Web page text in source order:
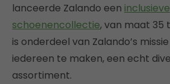
lanceerde Zalando een inclusieve
schoenencollectie, van maat 35
is onderdeel van Zalando’s
iedereen te maken, een echt
assortiment.